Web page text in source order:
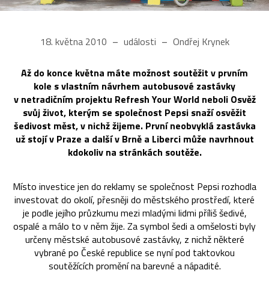
18. května 2010 události Ondřej Krynek
Až do konce května máte možnost soutěžit v prvním
kole s vlastním návrhem autobusové zastávky
v netradičním projektu Refresh Your World neboli Osvěž
svůj život, kterým se společnost Pepsi snaží osvěžit
šedivost měst, v nichž žijeme. První neobvyklá zastávka
už stojí v Praze a další v Brně a Liberci může navrhnout
kdokoliv na stránkách soutěže.
Místo investice jen do reklamy se společnost Pepsi rozhodla
investovat do okolí, přesněji do městského prostředí, které
je podle jejího průzkumu mezi mladými lidmi příliš šedivé,
ospalé a málo to v něm žije. Za symbol šedi a omšelosti byly
určeny městské autobusové zastávky, z nichž některé
vybrané po České republice se nyní pod taktovkou
soutěžících promění na barevné a nápadité.